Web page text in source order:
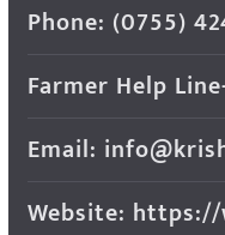
Phone: (0755)
Farmer Help
Email:
Website: